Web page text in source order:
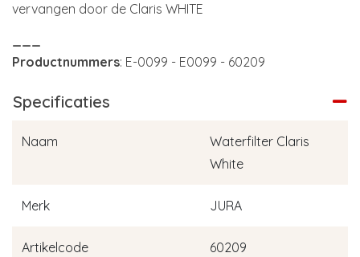
vervangen door de Claris WHITE
Productnummers: E-0099 - E0099 - 60209
Specificaties
Naam
Waterfilter Claris
White
Merk JURA
Artikelcode 60209